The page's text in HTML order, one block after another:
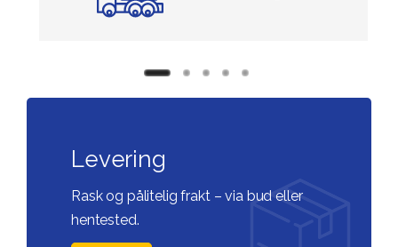
Levering
Rask og pålitelig frakt – via bud eller
hentested.